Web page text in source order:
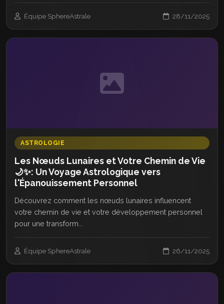
Équipe SphereAstrale 28/11/2025
ASTROLOGIE
Les Nœuds Lunaires et Votre Chemin de Vie
🌙✨: Un Voyage Astrologique vers
l'Épanouissement Personnel
Découvrez comment les nœuds lunaires influencent
votre chemin de vie et votre développement personnel
pour une transform...
Équipe SphereAstrale 26/11/2025